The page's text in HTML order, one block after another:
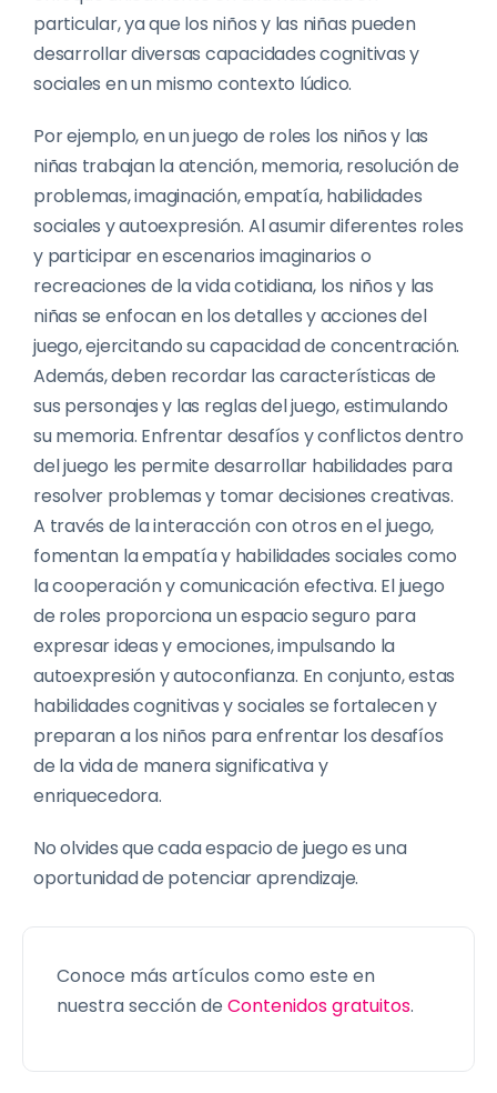
particular, ya que los niños y las niñas pueden
desarrollar diversas capacidades cognitivas y
sociales en un mismo contexto lúdico.
Por ejemplo, en un juego de roles los niños y las
niñas trabajan la atención, memoria, resolución de
problemas, imaginación, empatía, habilidades
sociales y autoexpresión. Al asumir diferentes roles
y participar en escenarios imaginarios o
recreaciones de la vida cotidiana, los niños y las
niñas se enfocan en los detalles y acciones del
juego, ejercitando su capacidad de concentración.
Además, deben recordar las características de
sus personajes y las reglas del juego, estimulando
su memoria. Enfrentar desafíos y conflictos dentro
del juego les permite desarrollar habilidades para
resolver problemas y tomar decisiones creativas.
A través de la interacción con otros en el juego,
fomentan la empatía y habilidades sociales como
la cooperación y comunicación efectiva. El juego
de roles proporciona un espacio seguro para
expresar ideas y emociones, impulsando la
autoexpresión y autoconfianza. En conjunto, estas
habilidades cognitivas y sociales se fortalecen y
preparan a los niños para enfrentar los desafíos
de la vida de manera significativa y
enriquecedora.
No olvides que cada espacio de juego es una
oportunidad de potenciar aprendizaje.
Conoce más artículos como este en
nuestra sección de Contenidos gratuitos.